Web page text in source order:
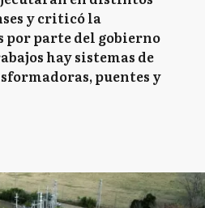
y criticó la
por parte del gobierno
hay sistemas de
puentes y